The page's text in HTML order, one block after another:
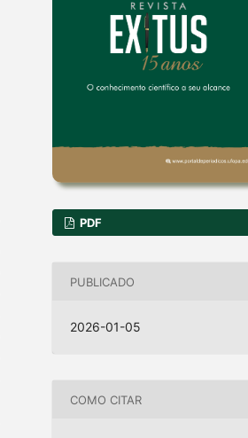
PDF
PUBLICADO
2026-01-05
COMO CITAR